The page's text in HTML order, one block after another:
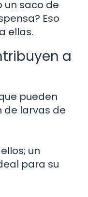
un saco de
Eso
ellas.
a
pueden
de larvas de
un
para su